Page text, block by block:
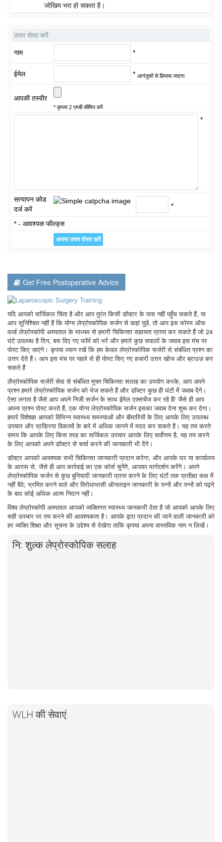
जोखिम भरा हो सकता है।
उत्तर पोस्ट करें
नाम *
ईमेल * आगंतुकों से छिपाया जाएगा
आपकी तस्वीर
* कृपया 2 एमबी सीमित करें
*
सत्यापन कोड
दर्ज करें
*
* - आवश्यक फील्ड्स
Get Free Postoperative Advice
यदि आपको सर्जिकल चिंता है और आप तुरंत किसी डॉक्टर के पास नहीं पहुँच सकते हैं, या
आप सुनिश्चित नहीं हैं कि योग्य लेप्रोस्कोपिक सर्जन से कहां पूछें, तो आप इस फोरम ऑफ
वर्ल्ड लेप्रोस्कोपी अस्पताल के माध्यम से हमारी चिकित्सा सहायता प्राप्त कर सकते हैं जो 24
घंटे उपलब्ध है दिन, बस दिए गए फॉर्म को भरें और हमारे कुछ सवालों के जवाब इस मंच पर
पोस्ट किए जाएंगे। कृपया ध्यान रखें कि हम केवल लेप्रोस्कोपिक सर्जरी से संबंधित प्रश्न का
उत्तर देते हैं। आप इस मंच पर पहले से ही पोस्ट किए गए हजारों उत्तर खोज और ब्राउज़ कर
सकते हैं
लैप्रोस्कोपिक सर्जरी सेवा से संबंधित मुफ्त चिकित्सा सलाह का उपयोग करके, आप अपने
प्रश्न हमारे लेप्रोस्कोपिक सर्जन को भेज सकते हैं और डॉक्टर कुछ ही घंटों में जवाब देंगे।
ऐसा लगता है जैसे आप अपने निजी सर्जन के साथ ईमेल एक्सचेंज कर रहे हैं! जैसे ही आप
अपना प्रश्न पोस्ट करते हैं, एक योग्य लेप्रोस्कोपिक सर्जन इसका जवाब देना शुरू कर देगा।
हमारे विशेषज्ञ आपको विभिन्न स्वास्थ्य समस्याओं और बीमारियों के लिए आपके लिए उपलब्ध
उपचार और प्रक्रिया विकल्पों के बारे में अधिक जानने में मदद कर सकते हैं। यह तय करते
समय कि आपके लिए किस तरह का सर्जिकल उपचार आपके लिए सर्वोत्तम है, यह तय करने
के लिए आपको अपने डॉक्टर से चर्चा करने की जानकारी भी देंगे।
डॉक्टर आपको आवश्यक सभी चिकित्सा जानकारी प्रदान करेगा, और आपके घर या कार्यालय
के आराम से, जैसे ही आप कार्रवाई का एक कोर्स चुनेंगे, आपका मार्गदर्शन करेंगे। अपने
लेप्रोस्कोपिक सर्जन से कुछ बुनियादी जानकारी प्राप्त करने के लिए घंटों तक प्रतीक्षा कक्ष में
नहीं बैठे; भ्रमित करने वाले और विरोधाभासी ऑनलाइन जानकारी के पन्नों और पन्नों को पढ़ने
के बाद कोई अधिक आत्म निदान नहीं।
विश्व लेप्रोस्कोपी अस्पताल आपको व्यक्तिगत स्वास्थ्य जानकारी देता है जो आपको आपके लिए
सही उपचार पर तय करने की आवश्यकता है। आपके द्वारा प्रदान की जाने वाली जानकारी को
हर व्यक्ति शिक्षा और सूचना के उद्देश्य से देखेगा ताकि कृपया अपना वास्तविक नाम न लिखें।
नि: शुल्क लेप्रोस्कोपिक सलाह
WLH की सेवाएं